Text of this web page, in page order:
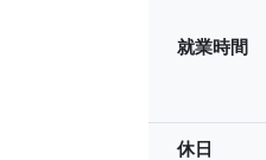
就業時間
休日